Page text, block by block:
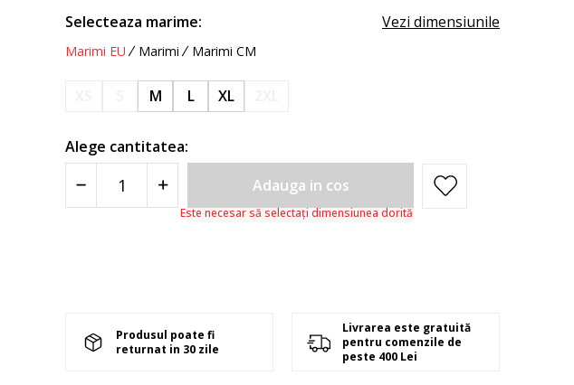
Selecteaza marime: Vezi dimensiunile
Marimi EU Marimi Marimi CM
M L XL
Alege cantitatea:
Adauga in cos
Este necesar să selectați dimensiunea dorită
Produsul poate fi
returnat in 30 zile
Livrarea este gratuită
pentru comenzile de
peste 400 Lei